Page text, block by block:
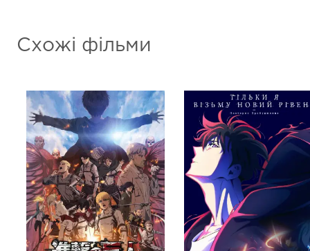
Схожі фільми